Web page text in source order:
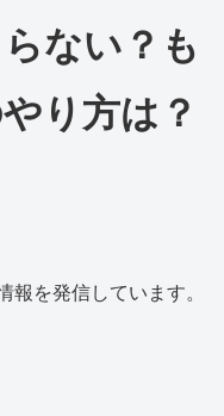
ない？も
り方は？
を発信しています。